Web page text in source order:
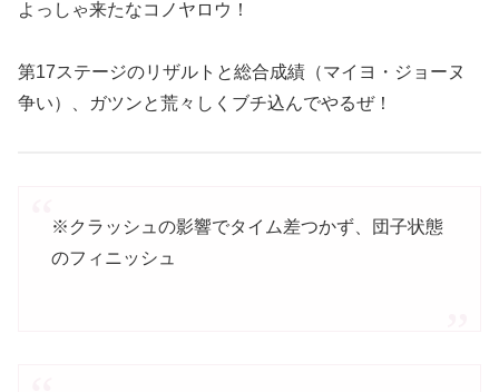
よっしゃ来たなコノヤロウ！
第17ステージのリザルトと総合成績（マイヨ・ジョーヌ
争い）、ガツンと荒々しくブチ込んでやるぜ！
※クラッシュの影響でタイム差つかず、団子状態
のフィニッシュ